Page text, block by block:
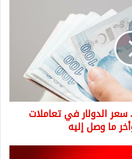
17 نوفمبر.. سعر الدولار في تعاملات
ما وصل إليه